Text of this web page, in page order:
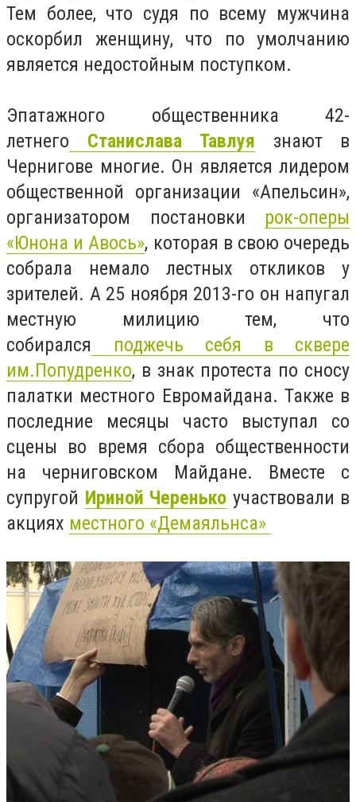
Тем более, что судя по всему мужчина
оскорбил женщину, что по умолчанию
является недостойным поступком.
Эпатажного общественника 42-
летнего Станислава Тавлуя знают в
Чернигове многие. Он является лидером
общественной организации «Апельсин»,
организатором постановки рок-оперы
«Юнона и Авось», которая в свою очередь
собрала немало лестных откликов у
зрителей. А 25 ноября 2013-го он напугал
местную милицию тем, что
собирался поджечь себя в сквере
им.Попудренко, в знак протеста по сносу
палатки местного Евромайдана. Также в
последние месяцы часто выступал со
сцены во время сбора общественности
на черниговском Майдане. Вместе с
супругой Ириной Черенько участвовали в
акциях местного «Демаяльнса»